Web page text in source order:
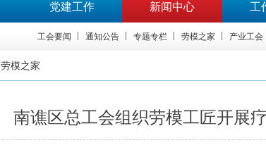
党建工作 新闻中心 工
工会要闻 通知公告 专题专栏 劳模之家 产业工会
劳模之家
南谯区总工会组织劳模工匠开展